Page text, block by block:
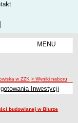
MENU
w ZZK > Wyniki naboru
Inwestycji
budowlanej w Biurze